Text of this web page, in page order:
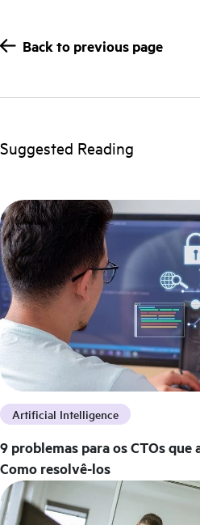
Back to previous page
Suggested Reading
Artificial Intelligence
9 problemas para os CTOs que
Como resolvê-los